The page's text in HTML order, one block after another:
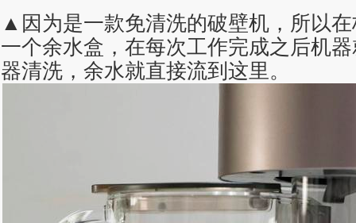
▲因为是一款免清洗的破壁机，所以
一个余水盒，在每次工作完成之后机
器清洗，余水就直接流到这里。